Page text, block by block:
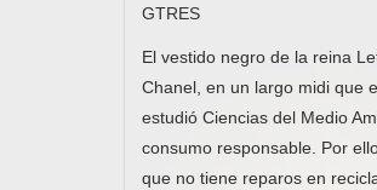
GTRES
El vestido negro de la reina
Chanel, en un largo midi que
estudió Ciencias del Medio
consumo responsable. Por
que no tiene reparos en